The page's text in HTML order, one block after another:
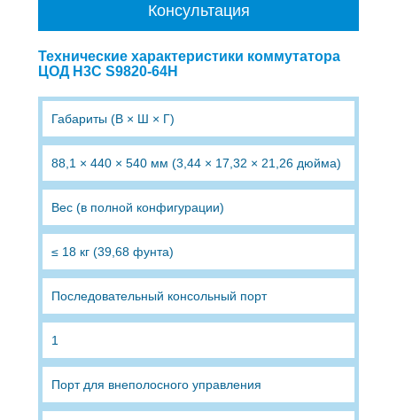
Консультация
Технические характеристики коммутатора
ЦОД H3C S9820-64H
Габариты (В × Ш × Г)
88,1 × 440 × 540 мм (3,44 × 17,32 × 21,26 дюйма)
Вес (в полной конфигурации)
≤ 18 кг (39,68 фунта)
Последовательный консольный порт
1
Порт для внеполосного управления